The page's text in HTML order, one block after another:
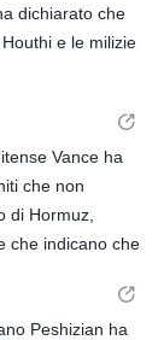
dichiarato che
e le milizie
Vance ha
che non
di Hormuz,
che indicano che
Peshizian ha